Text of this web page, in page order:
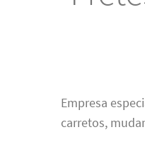
Empresa
carretos,